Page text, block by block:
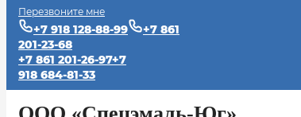
Перезвоните мне
+7 918 128-88-99
+7 861
201-23-68
+7 861 201-26-97+7
918 684-81-33